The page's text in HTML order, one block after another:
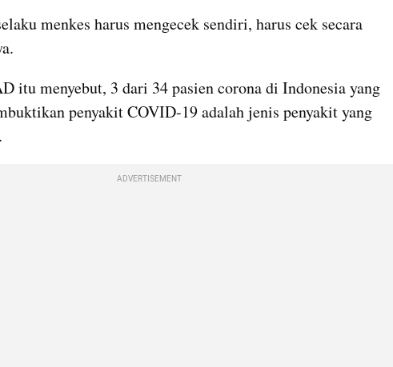
menkes harus mengecek sendiri, harus cek secara
itu menyebut, 3 dari 34 pasien corona di Indonesia yang
penyakit COVID-19 adalah jenis penyakit yang
ADVERTISEMENT